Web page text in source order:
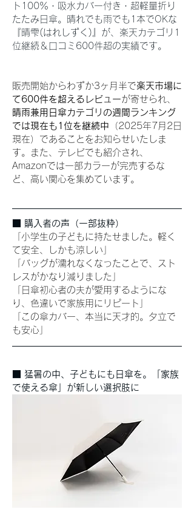
ト100％・吸水カバー付き・超軽量折り
たたみ日傘。晴れでも雨でも1本でOKな
『晴雫(はれしずく)』が、楽天カテゴリ1
位継続＆口コミ600件超の実績です。
販売開始からわずか3ヶ月半で楽天市場に
て600件を超えるレビューが寄せられ、
晴雨兼用日傘カテゴリの週間ランキング
では現在も1位を継続中 （2025年7月2日
現在）であることをお知らせいたしま
す。また、テレビでも紹介され、
Amazonでは一部カラーが完売するな
ど、高い関心を集めています。
■ 購入者の声（一部抜粋）
「小学生の子どもに持たせました。軽く
て安全、しかも涼しい」
「バッグが濡れなくなったことで、スト
レスがかなり減りました」
「日傘初心者の夫が愛用するようにな
り、色違いで家族用にリピート」
「この傘カバー、本当に天才的。夕立で
も安心」
■ 猛暑の中、子どもにも日傘を。「家族
で使える傘」が新しい選択肢に